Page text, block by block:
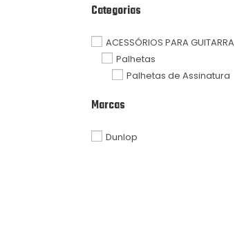
Categorias
ACESSÓRIOS PARA GUITARRA
Palhetas
Palhetas de Assinatura
Marcas
Dunlop